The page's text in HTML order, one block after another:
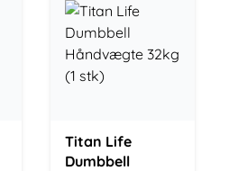
Titan Life
Dumbbell